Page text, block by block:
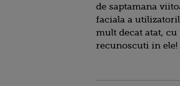
de saptamana
faciala a
mult decat atat,
recunoscuti in ele!